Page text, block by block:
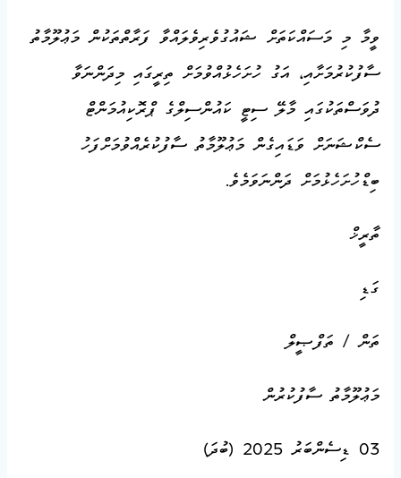
ވީމާ މި މަސައްކަތަށް ޝައުގުވެރިވެލައްވާ ފަރާތްތަކުން މަޢުލޫމާތު
ސާފުކުރުމަށާއި، އަގު ހުށަހެޅުއްވުމަށް ތިރީގައި މިދަންނަވާ
ދުވަސްތަކުގައި މާލޭ ސިޓީ ކައުންސިލްގެ ޕްރޮކިއުމަންޓް
ސެކްޝަނަށް ވަޑައިގެން މަޢުލޫމާތު ސާފުކުރެއްވުމަށްފަހު
ބިޑްހުށަހެޅުމަށް ދަންނަވަމެވެ.
ތާރީޚް
ގަޑި
ތަން / ތަފްޞީލް
މަޢުލޫމާތު ސާފުކުރުން
03 ޑިސެންބަރު 2025 (ބުދަ)